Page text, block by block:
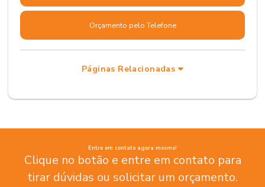
Orçamento pelo Telefone
Páginas Relacionadas
Entre em contato agora mesmo!
Clique no botão e entre em contato para
tirar dúvidas ou solicitar um orçamento.